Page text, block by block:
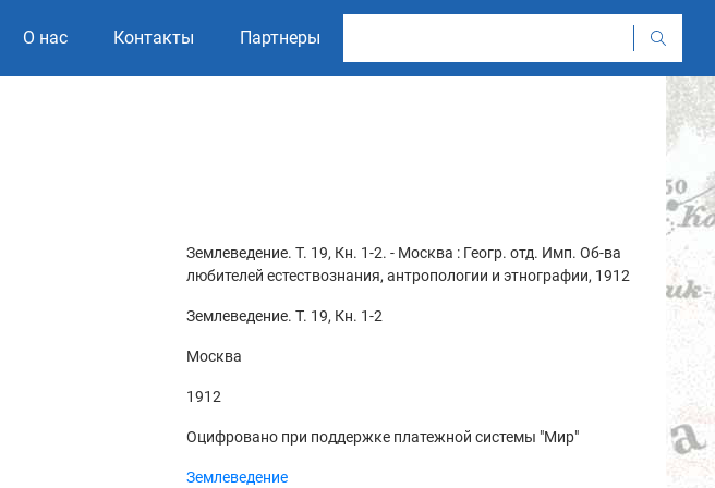
О нас Контакты Партнеры
Землеведение. Т. 19, Кн. 1-2. - Москва : Геогр. отд. Имп. Об-ва
любителей естествознания, антропологии и этнографии, 1912
Землеведение. Т. 19, Кн. 1-2
Москва
1912
Оцифровано при поддержке платежной системы "Мир"
Землеведение